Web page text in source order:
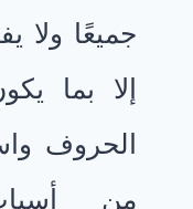
جميعًا ولا
إلا بما
الحروف
من